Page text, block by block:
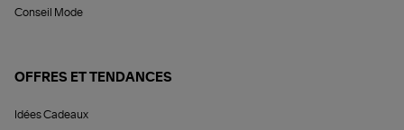
Conseil Mode
OFFRES ET TENDANCES
Idées Cadeaux